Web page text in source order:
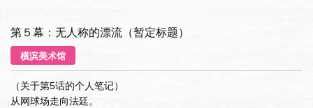
第５幕：无人称的漂流（暂定标题）
横滨美术馆
（关于第5话的个人笔记）
从网球场走向法廷。